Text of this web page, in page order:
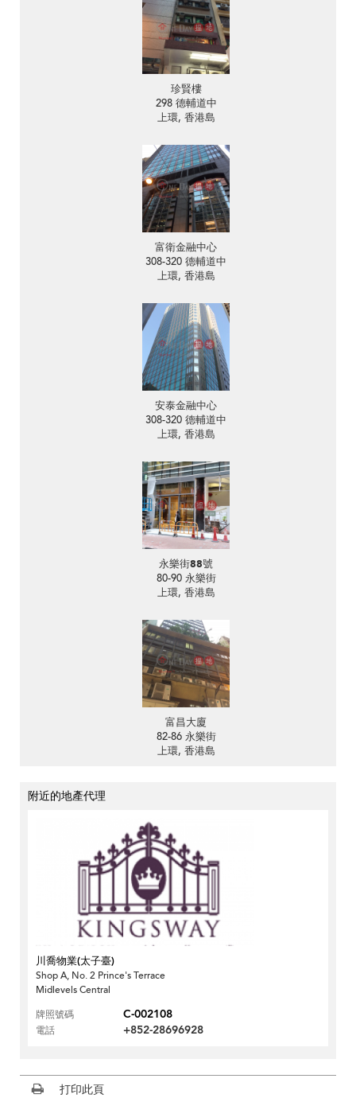
珍賢樓
298 德輔道中
上環, 香港島
富衛金融中心
308-320 德輔道中
上環, 香港島
安泰金融中心
308-320 德輔道中
上環, 香港島
永樂街88號
80-90 永樂街
上環, 香港島
富昌大廈
82-86 永樂街
上環, 香港島
附近的地產代理
川喬物業(太子臺)
Shop A, No. 2 Prince's Terrace
Midlevels Central
牌照號碼
C-002108
電話 +852-28696928
打印此頁